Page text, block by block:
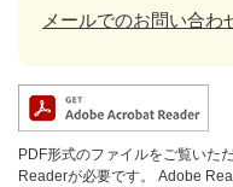
メールでのお問い合わ
PDF形式のファイルをご覧いた
Readerが必要です。
Adobe